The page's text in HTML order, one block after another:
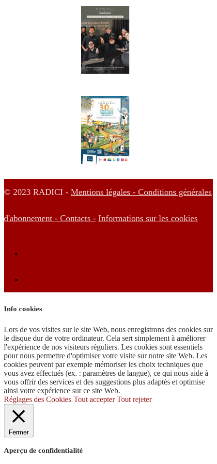
© 2023 RADICI - Mentions légales - Conditions générales
d'abonnement - Contacts - Informations sur les cookies
Info cookies
Lors de vos visites sur le site Web, nous enregistrons des cookies sur
le disque dur de votre ordinateur. Cela sert simplement à améliorer
l'expérience de nos visiteurs réguliers. Les cookies sont essentiels
pour nous permettre d'optimiser votre visite sur notre site Web. Les
cookies peuvent par exemple mémoriser les choix techniques que
vous avez effectués (ex. : paramètres de langue), ce qui nous aide à
vous offrir des services et des suggestions plus adaptés et optimise
ainsi votre expérience sur ce site Web.
Réglages des Cookies Tout accepter Tout rejeter
Fermer
Aperçu de confidentialité